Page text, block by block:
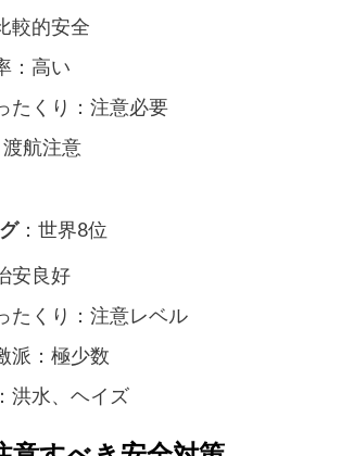
較的安全
：高い
たくり：注意必要
航注意
：世界8位
安良好
たくり：注意レベル
派：極少数
洪水、ヘイズ